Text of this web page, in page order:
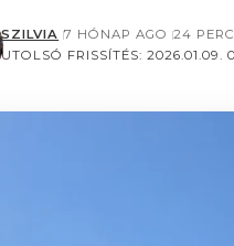
UTOLSÓ FRISSÍTÉS: 2026.01.09.
SZILVIA 7 HÓNAP AGO 24